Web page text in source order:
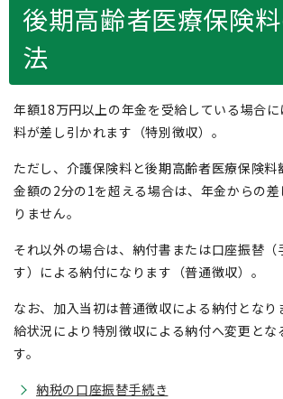
後期高齢者医療保険
法
年額18万円以上の年金を受給している場合
料が差し引かれます（特別徴収）。
ただし、介護保険料と後期高齢者医療保険料
金額の2分の1を超える場合は、年金からの
りません。
それ以外の場合は、納付書または口座振替（
す）による納付になります（普通徴収）。
なお、加入当初は普通徴収による納付となり
給状況により特別徴収による納付へ変更とな
す。
納税の口座振替手続き